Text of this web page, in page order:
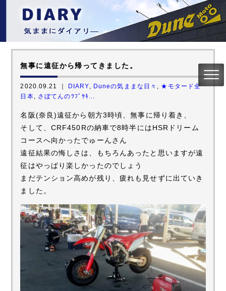
無事に遠征から帰ってきました。
2020.09.21 ｜ DIARY Duneの気ままな日々
★モタード全
日本
さぼてんのﾂﾌﾞﾔｷ...
名阪(奈良)遠征から朝方3時頃、無事に帰り着き、
そして、CRF450Rの納車で8時半にはHSRドリーム
コースへ向かったでゅーんさん
遠征結果の悔しさは、もちろんあったと思いますが遠
征はやっぱり楽しかったのでしょう
まだテンション高めが残り、疲れも見せずに出ていき
ました。